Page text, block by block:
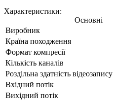
Характеристики:
Основні
Виробник
Країна походження
Формат компресії
Кількість каналів
Роздільна здатність відеозапису
Вхідний потік
Вихідний потік